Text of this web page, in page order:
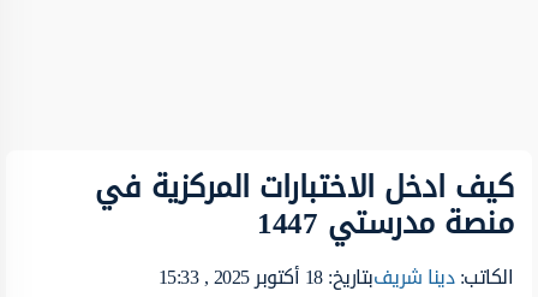
كيف ادخل الاختبارات المركزية في
منصة مدرستي 1447
الكاتب:دينا شريفبتاريخ: 18 أكتوبر 2025 , 15:33